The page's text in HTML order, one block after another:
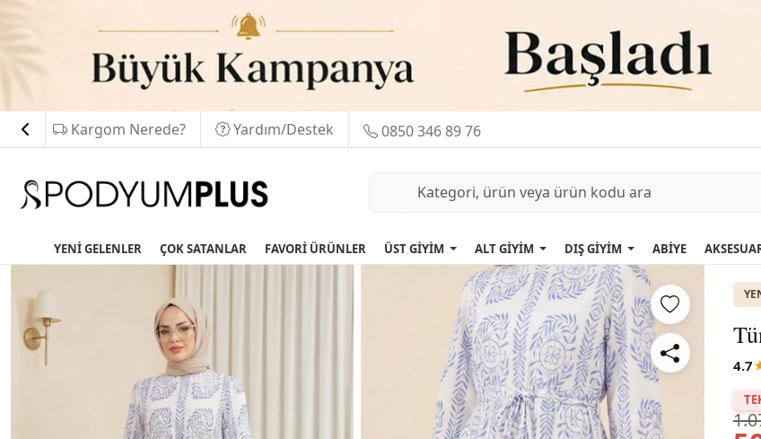
Kargom Nerede? Yardım/Destek 0850 346 89 76
YENİ GELENLER ÇOK SATANLAR FAVORİ ÜRÜNLER ÜST GİYİM ALT GİYİM DIŞ GİYİM ABİYE
4.7